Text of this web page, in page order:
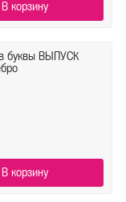
В корзину
буквы ВЫПУСК
В корзину